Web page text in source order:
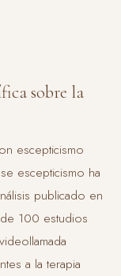
sobre la
escepticismo
escepticismo ha
publicado en
100 estudios
a la terapia